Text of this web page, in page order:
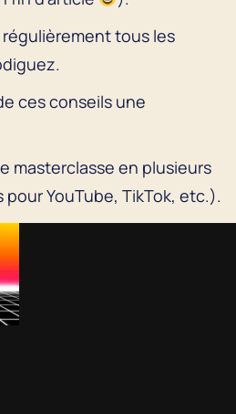
tous les
ces conseils une
masterclasse en plusieurs
YouTube, TikTok, etc.).